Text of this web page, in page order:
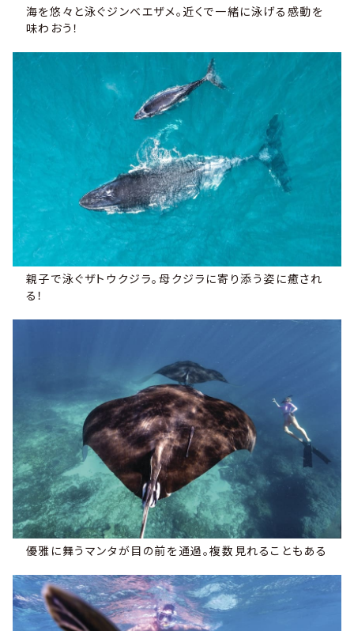
海を悠々と泳ぐジンベエザメ。近くで一緒に泳げる感動を
味わおう！
親子で泳ぐザトウクジラ。母クジラに寄り添う姿に癒され
る！
優雅に舞うマンタが目の前を通過。複数見れることもある